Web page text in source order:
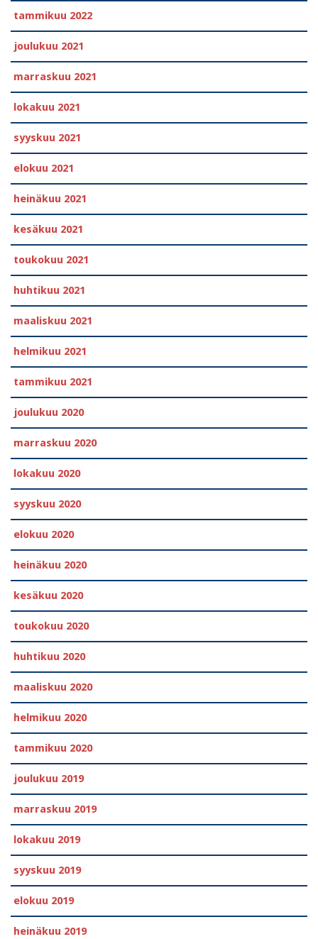
tammikuu 2022
joulukuu 2021
marraskuu 2021
lokakuu 2021
syyskuu 2021
elokuu 2021
heinäkuu 2021
kesäkuu 2021
toukokuu 2021
huhtikuu 2021
maaliskuu 2021
helmikuu 2021
tammikuu 2021
joulukuu 2020
marraskuu 2020
lokakuu 2020
syyskuu 2020
elokuu 2020
heinäkuu 2020
kesäkuu 2020
toukokuu 2020
huhtikuu 2020
maaliskuu 2020
helmikuu 2020
tammikuu 2020
joulukuu 2019
marraskuu 2019
lokakuu 2019
syyskuu 2019
elokuu 2019
heinäkuu 2019